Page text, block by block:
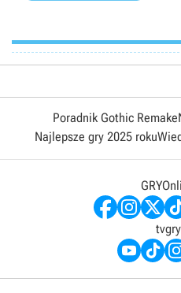
Poradnik Gothic Remake
Najlepsze gry 2025 roku